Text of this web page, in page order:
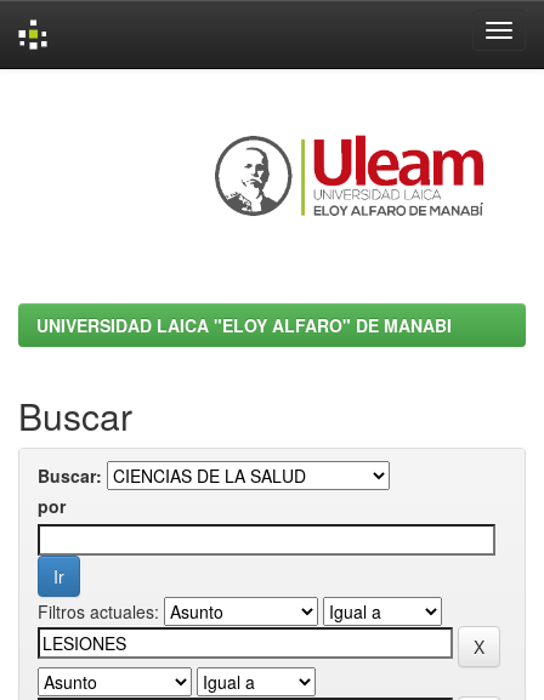
UNIVERSIDAD LAICA "ELOY ALFARO" DE MANABI
Buscar
Buscar:
por
Filtros actuales: